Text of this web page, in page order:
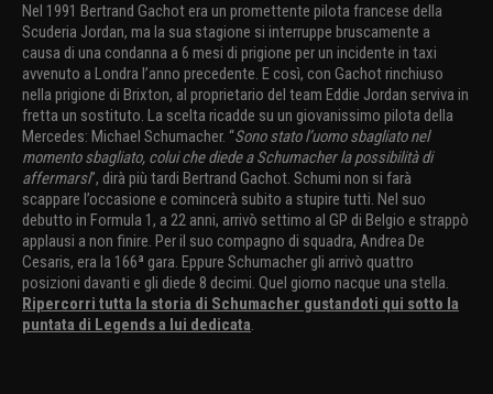
Nel 1991 Bertrand Gachot era un promettente pilota francese della
Scuderia Jordan, ma la sua stagione si interruppe bruscamente a
causa di una condanna a 6 mesi di prigione per un incidente in taxi
avvenuto a Londra l’anno precedente. E così, con Gachot rinchiuso
nella prigione di Brixton, al proprietario del team Eddie Jordan serviva in
fretta un sostituto. La scelta ricadde su un giovanissimo pilota della
Mercedes: Michael Schumacher. “Sono stato l’uomo sbagliato nel
momento sbagliato, colui che diede a Schumacher la possibilità di
affermarsi”, dirà più tardi Bertrand Gachot. Schumi non si farà
scappare l’occasione e comincerà subito a stupire tutti. Nel suo
debutto in Formula 1, a 22 anni, arrivò settimo al GP di Belgio e strappò
applausi a non finire. Per il suo compagno di squadra, Andrea De
Cesaris, era la 166ª gara. Eppure Schumacher gli arrivò quattro
posizioni davanti e gli diede 8 decimi. Quel giorno nacque una stella.
Ripercorri tutta la storia di Schumacher gustandoti qui sotto la
puntata di Legends a lui dedicata.